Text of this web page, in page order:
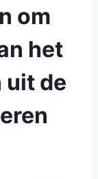
om
het
uit de